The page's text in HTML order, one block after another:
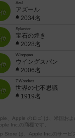
位
Azul
アズール
2034名
位
Splendor
宝石の煌き
2028名
位
Wingspan
ウイングスパン
2006名
位
7 Wonders
世界の七不思議
1919名
、Apple のロゴ は、米国およ
Inc.の商標です。
Store は、Apple Inc.のサービ